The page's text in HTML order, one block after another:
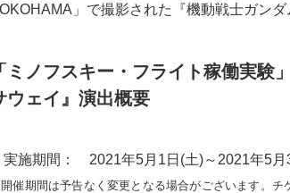
」で撮影された『機動戦士ガン
「ミノフスキー・フライト稼働実
ウェイ』演出概要
実施期間： 2021年5月1日(土)～2021年5月
催期間は予告なく変更となる場合がございます。チ